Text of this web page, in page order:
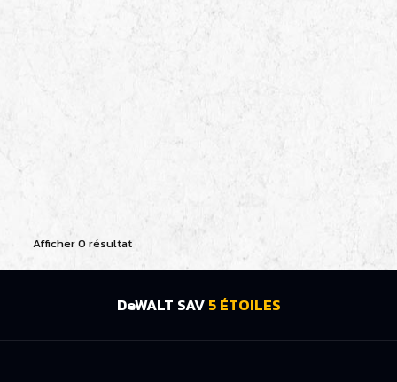
Afficher 0 résultat
DeWALT SAV5 ÉTOILES